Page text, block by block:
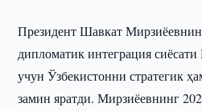
Президент Шавкат
дипломатик интеграция
учун Ўзбекистонни стратегик
замин яратди. Мирзиёевнинг